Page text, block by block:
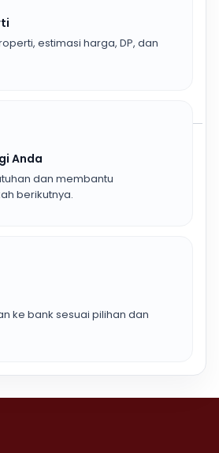
estimasi harga, DP, dan
Anda
dan membantu
berikutnya.
ke bank sesuai pilihan dan